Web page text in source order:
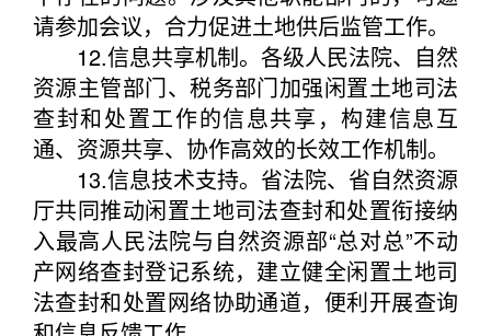
请参加会议，合力促进土地供后监管工作。
12.信息共享机制。各级人民法院、自然
资源主管部门、税务部门加强闲置土地司法
查封和处置工作的信息共享，构建信息互
通、资源共享、协作高效的长效工作机制。
13.信息技术支持。省法院、省自然资源
厅共同推动闲置土地司法查封和处置衔接纳
入最高人民法院与自然资源部“总对总”不动
产网络查封登记系统，建立健全闲置土地司
法查封和处置网络协助通道，便利开展查询